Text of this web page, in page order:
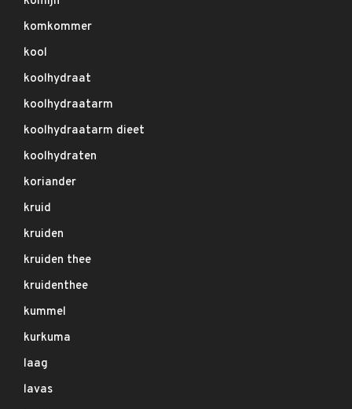
komkommer
kool
koolhydraat
koolhydraatarm
koolhydraatarm dieet
koolhydraten
koriander
kruid
kruiden
kruiden thee
kruidenthee
kummel
kurkuma
laag
lavas